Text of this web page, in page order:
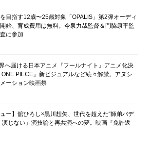
目指す12歳〜25歳対象「OPALIS」第2弾オーディ
始、育成費用は無料。今泉力哉監督＆門脇康平監
に参加
へ届ける日本アニメ『フールナイト』アニメ化決
ONE PIECE』新ビジュアルなど続々解禁。アヌシ
ーション映画祭
ュー】舘ひろし×黒川想矢、世代を超えた“師弟バデ
演じない」演技論と再共演への夢。映画『免許返